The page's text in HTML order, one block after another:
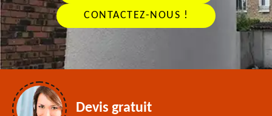
CONTACTEZ-NOUS !
Devis gratuit